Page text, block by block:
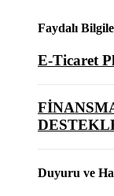
Faydalı
E-Ticaret
Duyuru ve